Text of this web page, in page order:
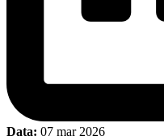
Data: 07 mar 2026